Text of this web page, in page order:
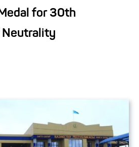
for 30th
Neutrality